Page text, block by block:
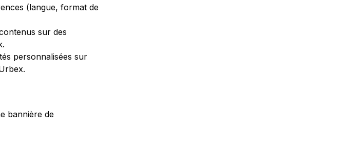
(langue, format de
sur des
personnalisées sur
bannière de